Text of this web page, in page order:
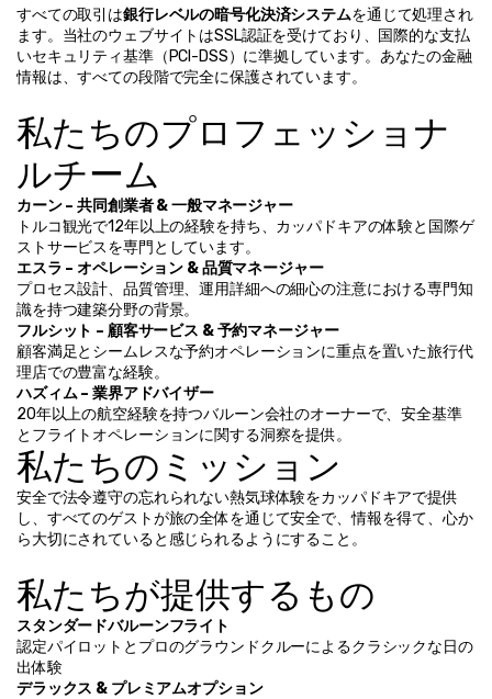
すべての取引は銀行レベルの暗号化決済システムを通じて処理され
ます。当社のウェブサイトはSSL認証を受けており、国際的な支払
いセキュリティ基準（PCI-DSS）に準拠しています。あなたの金融
情報は、すべての段階で完全に保護されています。
私たちのプロフェッショナ
ルチーム
カーン – 共同創業者 & 一般マネージャー
トルコ観光で12年以上の経験を持ち、カッパドキアの体験と国際ゲ
ストサービスを専門としています。
エスラ – オペレーション & 品質マネージャー
プロセス設計、品質管理、運用詳細への細心の注意における専門知
識を持つ建築分野の背景。
フルシット – 顧客サービス & 予約マネージャー
顧客満足とシームレスな予約オペレーションに重点を置いた旅行代
理店での豊富な経験。
ハズィム – 業界アドバイザー
20年以上の航空経験を持つバルーン会社のオーナーで、安全基準
とフライトオペレーションに関する洞察を提供。
私たちのミッション
安全で法令遵守の忘れられない熱気球体験をカッパドキアで提供
し、すべてのゲストが旅の全体を通じて安全で、情報を得て、心か
ら大切にされていると感じられるようにすること。
私たちが提供するもの
スタンダードバルーンフライト
認定パイロットとプロのグラウンドクルーによるクラシックな日の
出体験
デラックス & プレミアムオプション